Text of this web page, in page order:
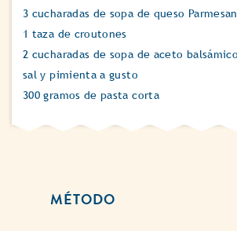
3 cucharadas de sopa de queso
1 taza de croutones
2 cucharadas de sopa de aceto balsámico
sal y pimienta a gusto
300 gramos de pasta corta
MÉTODO